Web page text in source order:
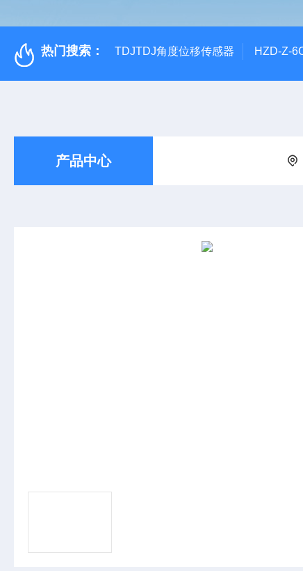
热门搜索： TDJTDJ角度位移传感器 HZD-Z-
产品中心